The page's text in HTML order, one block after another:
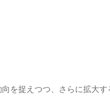
を捉えつつ、さらに拡大